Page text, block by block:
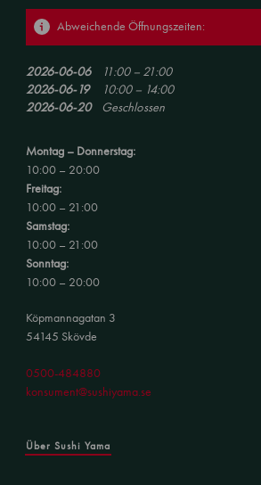
Abweichende Öffnungszeiten:
2026-06-06
2026-06-19
2026-06-20
11:00 – 21:00
10:00 – 14:00
Geschlossen
Montag – Donnerstag:
10:00 – 20:00
Freitag:
10:00 – 21:00
Samstag:
10:00 – 21:00
Sonntag:
10:00 – 20:00
Köpmannagatan 3
54145 Skövde
0500-484880
konsument@sushiyama.se
Über Sushi Yama